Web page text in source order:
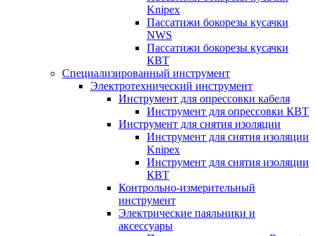
Knipex
Пассатижи бокорезы кусачки
NWS
Пассатижи бокорезы кусачки
КВТ
Специализированный инструмент
Электротехнический инструмент
Инструмент для опрессовки кабеля
Инструмент для опрессовки КВТ
Инструмент для снятия изоляции
Инструмент для снятия изоляции
Knipex
Инструмент для снятия изоляции
КВТ
Контрольно-измерительный
инструмент
Электрические паяльники и
аксессуары